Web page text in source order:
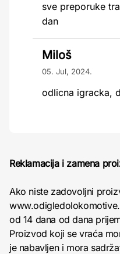
sve preporuke
dan
Miloš
05. Jul, 2024.
odlicna igracka,
Reklamacija i zamena
Ako niste zadovoljni
od 14 dana od dana
Proizvod koji se vraća
je nabavljen i mora